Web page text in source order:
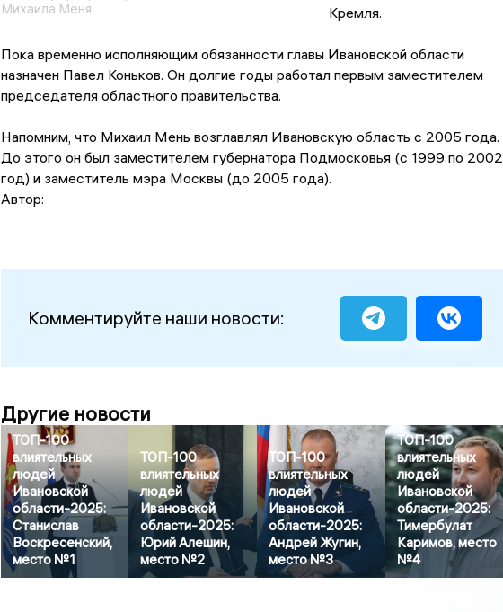
Михаила Меня
Кремля.
Пока временно исполняющим обязанности главы Ивановской области
назначен Павел Коньков. Он долгие годы работал первым заместителем
председателя областного правительства.
Напомним, что Михаил Мень возглавлял Ивановскую область с 2005 года.
До этого он был заместителем губернатора Подмосковья (с 1999 по 2002
год) и заместитель мэра Москвы (до 2005 года).
Автор:
Комментируйте наши новости:
Другие новости
ТОП-100
влиятельных
людей
Ивановской
области-2025:
Станислав
Воскресенский,
место №1
ТОП-100
влиятельных
людей
Ивановской
области-2025:
Юрий Алешин,
место №2
ТОП-100
влиятельных
людей
Ивановской
области-2025:
Андрей Жугин,
место №3
ТОП-100
влиятельных
людей
Ивановской
области-2025:
Тимербулат
Каримов, место
№4